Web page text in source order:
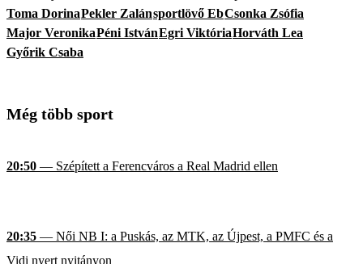
Toma DorinaPekler Zalánsportlövő EbCsonka Zsófia
Major VeronikaPéni IstvánEgri ViktóriaHorváth Lea
Győrik Csaba
Még több sport
20:50 — Szépített a Ferencváros a Real Madrid ellen
20:35 — Női NB I: a Puskás, az MTK, az Újpest, a PMFC és a
Vidi nyert nyitányon